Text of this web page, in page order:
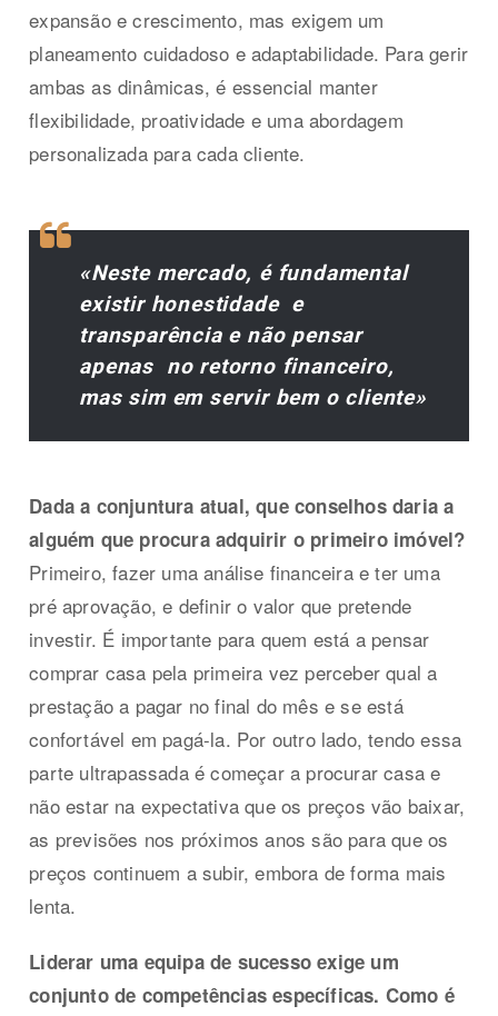
expansão e crescimento, mas exigem um
planeamento cuidadoso e adaptabilidade. Para gerir
ambas as dinâmicas, é essencial manter
flexibilidade, proatividade e uma abordagem
personalizada para cada cliente.
«Neste mercado, é fundamental
existir honestidade e
transparência e não pensar
apenas no retorno financeiro,
mas sim em servir bem o cliente»
Dada a conjuntura atual, que conselhos daria a
alguém que procura adquirir o primeiro imóvel?
Primeiro, fazer uma análise financeira e ter uma
pré aprovação, e definir o valor que pretende
investir. É importante para quem está a pensar
comprar casa pela primeira vez perceber qual a
prestação a pagar no final do mês e se está
confortável em pagá-la. Por outro lado, tendo essa
parte ultrapassada é começar a procurar casa e
não estar na expectativa que os preços vão baixar,
as previsões nos próximos anos são para que os
preços continuem a subir, embora de forma mais
lenta.
Liderar uma equipa de sucesso exige um
conjunto de competências específicas. Como é